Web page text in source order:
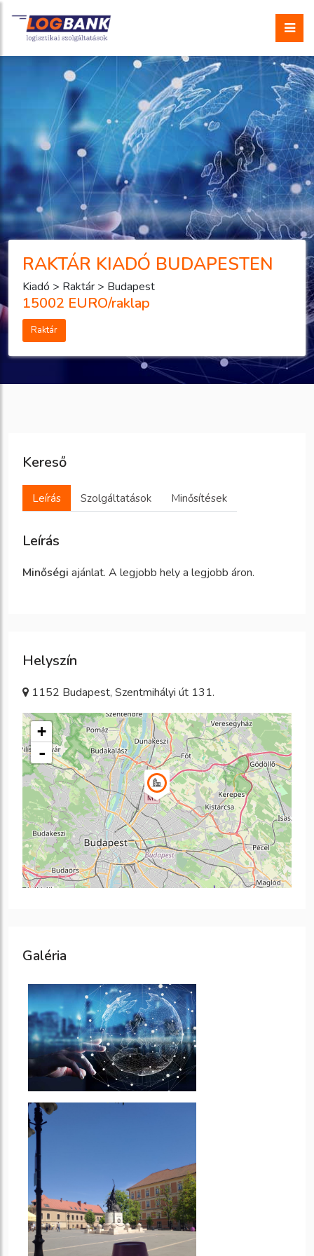
RAKTÁR KIADÓ BUDAPESTEN
Kiadó > Raktár > Budapest
15002 EURO/raklap
Raktár
Kereső
Leírás Szolgáltatások Minősítések
Leírás
Minőségi ajánlat. A legjobb hely a legjobb áron.
Helyszín
1152 Budapest, Szentmihályi út 131.
+
-
Galéria